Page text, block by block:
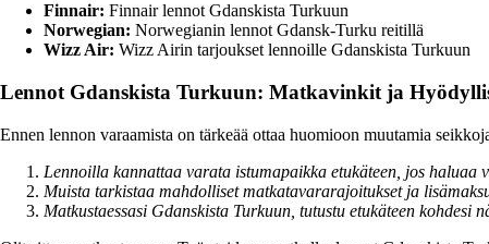
Finnair: Finnair lennot Gdanskista Turkuun
Norwegian: Norwegianin lennot Gdansk-Turku reitillä
Wizz Air: Wizz Airin tarjoukset lennoille Gdanskista Turkuun
Lennot Gdanskista Turkuun: Matkavinkit ja
Ennen lennon varaamista on tärkeää ottaa huomioon muutamia
Lennoilla kannattaa varata istumapaikka etukäteen, jos haluaa
Muista tarkistaa mahdolliset matkatavararajoitukset ja
Matkustaessasi Gdanskista Turkuun, tutustu etukäteen